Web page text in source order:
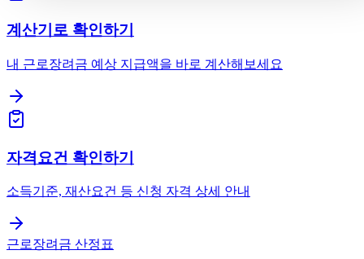
계산기로 확인하기
내 근로장려금 예상 지급액을 바로 계산해보세요
자격요건 확인하기
소득기준, 재산요건 등 신청 자격 상세 안내
근로장려금 산정표